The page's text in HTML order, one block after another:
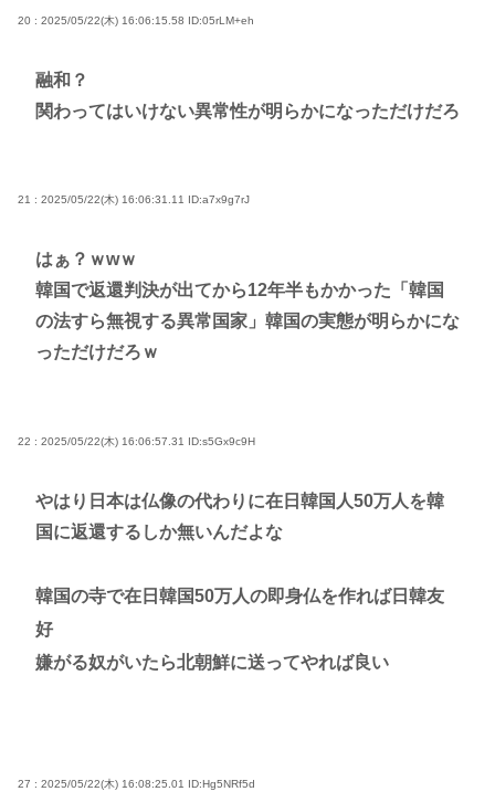
20 : 2025/05/22(木) 16:06:15.58 ID:05rLM+eh
融和？
関わってはいけない異常性が明らかになっただけだろ
21 : 2025/05/22(木) 16:06:31.11 ID:a7x9g7rJ
はぁ？ｗwｗ
韓国で返還判決が出てから12年半もかかった「韓国
の法すら無視する異常国家」韓国の実態が明らかにな
っただけだろｗ
22 : 2025/05/22(木) 16:06:57.31 ID:s5Gx9c9H
やはり日本は仏像の代わりに在日韓国人50万人を韓
国に返還するしか無いんだよな
韓国の寺で在日韓国50万人の即身仏を作れば日韓友
好
嫌がる奴がいたら北朝鮮に送ってやれば良い
27 : 2025/05/22(木) 16:08:25.01 ID:Hg5NRf5d